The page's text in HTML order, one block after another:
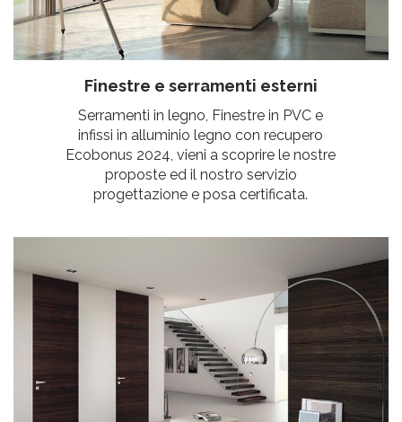
Finestre e serramenti esterni
Serramenti in legno, Finestre in PVC e
infissi in alluminio legno con recupero
Ecobonus 2024, vieni a scoprire le nostre
proposte ed il nostro servizio
progettazione e posa certificata.